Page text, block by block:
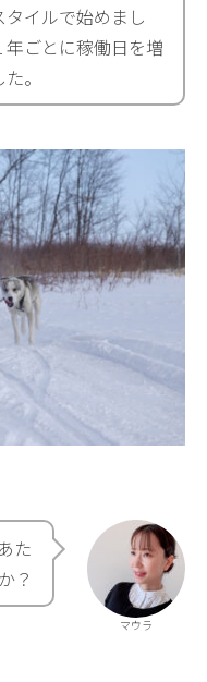
イルで始めまし
年ごとに稼働日を増
。
マウラ
た
？